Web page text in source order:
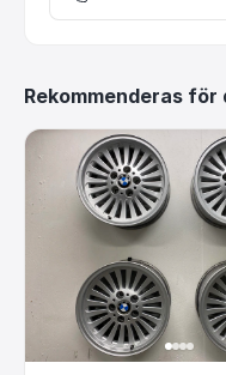
Rekommenderas